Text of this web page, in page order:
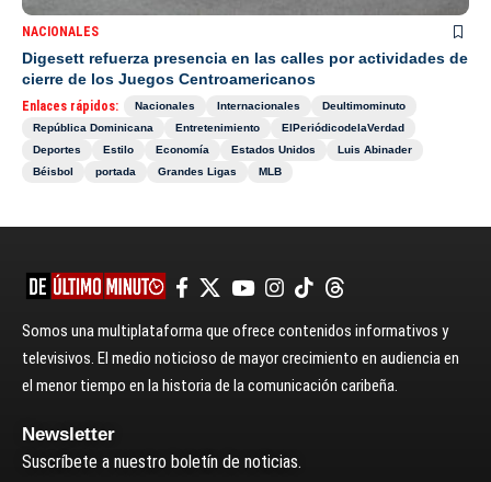
NACIONALES
Digesett refuerza presencia en las calles por actividades de
cierre de los Juegos Centroamericanos
Enlaces rápidos: Nacionales Internacionales
Deultimominuto
República Dominicana
Entretenimiento
ElPeriódicodelaVerdad
Deportes
Estilo Economía Estados Unidos
Luis Abinader
Béisbol
portada Grandes Ligas MLB
Somos una multiplataforma que ofrece contenidos informativos y
televisivos. El medio noticioso de mayor crecimiento en audiencia en
el menor tiempo en la historia de la comunicación caribeña.
Newsletter
Suscríbete a nuestro boletín de noticias.